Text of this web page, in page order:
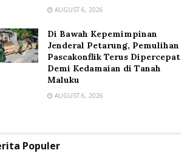
AUGUST 6, 2026
Di Bawah Kepemimpinan
Jenderal Petarung, Pemulihan
Pascakonflik Terus Dipercepat
Demi Kedamaian di Tanah
Maluku
AUGUST 6, 2026
Populer